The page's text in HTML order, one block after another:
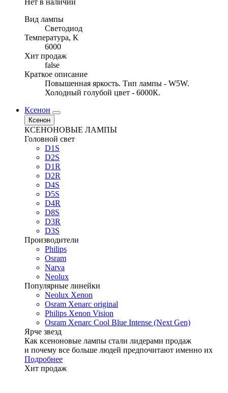
Нет в наличии
Вид лампы
Светодиод
Температура, К
6000
Хит продаж
false
Краткое описание
Повышенная яркость. Тип лампы - W5W.
Холодный голубой цвет - 6000К.
Ксенон
Ксенон
КСЕНОНОВЫЕ ЛАМПЫ
Головной свет
D1S
D2S
D1R
D2R
D4S
D5S
D4R
D8S
D3R
D3S
Производители
Philips
Osram
Narva
Neolux
Популярные линейки
Neolux Xenon
Osram Xenarc original
Philips Xenon Vision
Osram Xenarc Cool Blue Intense (Next Gen)
Ярче звезд
Как ксеноновые лампы стали лидерами продаж
и почему все больше людей предпочитают именно их
Подробнее
Хит продаж